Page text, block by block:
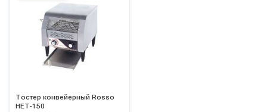
Тостер конвейерный Rosso
HET-150